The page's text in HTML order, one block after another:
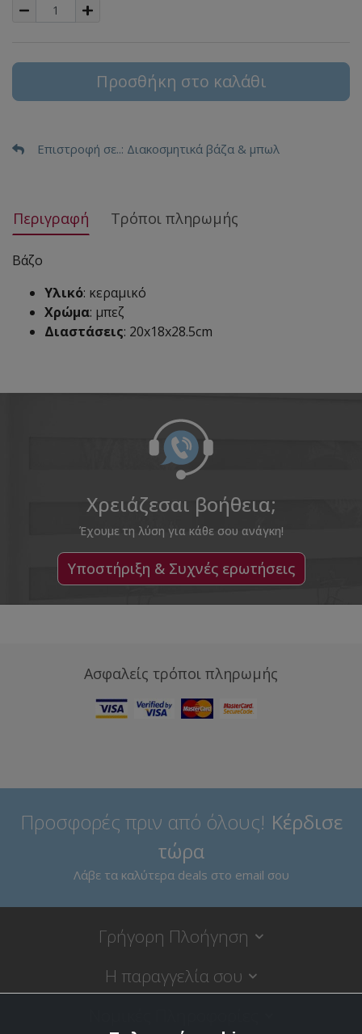
Προσθήκη στο καλάθι
Επιστροφή σε..: Διακοσμητικά βάζα & μπωλ
Περιγραφή Τρόποι πληρωμής
Βάζο
Υλικό: κεραμικό
Χρώμα: μπεζ
Διαστάσεις: 20x18x28.5cm
Χρειάζεσαι βοήθεια;
Έχουμε τη λύση για κάθε σου ανάγκη!
Υποστήριξη & Συχνές ερωτήσεις
Ασφαλείς τρόποι πληρωμής
Προσφορές πριν από όλους! Κέρδισε
τώρα
Λάβε τα καλύτερα deals στο email σου
Γρήγορη Πλοήγηση
Η παραγγελία σου